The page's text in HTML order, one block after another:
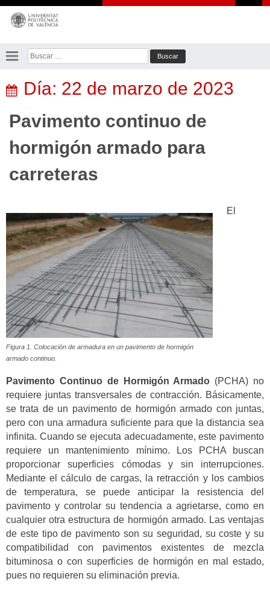
Saltar
contenido
Buscar:
Día: 22 de marzo de 2023
Pavimento continuo de
hormigón armado para
carreteras
Figura 1. Colocación de armadura en un pavimento de hormigón
armado continuo.
El
Pavimento Continuo de Hormigón Armado (PCHA) no
requiere juntas transversales de contracción. Básicamente,
se trata de un pavimento de hormigón armado con juntas,
pero con una armadura suficiente para que la distancia sea
infinita. Cuando se ejecuta adecuadamente, este pavimento
requiere un mantenimiento mínimo. Los PCHA buscan
proporcionar superficies cómodas y sin interrupciones.
Mediante el cálculo de cargas, la retracción y los cambios
de temperatura, se puede anticipar la resistencia del
pavimento y controlar su tendencia a agrietarse, como en
cualquier otra estructura de hormigón armado. Las ventajas
de este tipo de pavimento son su seguridad, su coste y su
compatibilidad con pavimentos existentes de mezcla
bituminosa o con superficies de hormigón en mal estado,
pues no requieren su eliminación previa.